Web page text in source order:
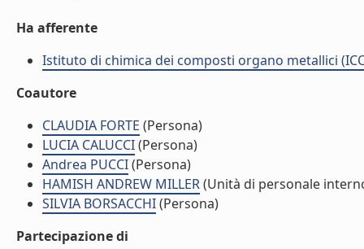
Ha afferente
Istituto di chimica dei composti organo metallici
Coautore
CLAUDIA FORTE (Persona)
LUCIA CALUCCI(Persona)
Andrea PUCCI(Persona)
HAMISH ANDREW MILLER(Unità di personale
SILVIA BORSACCHI(Persona)
Partecipazione di